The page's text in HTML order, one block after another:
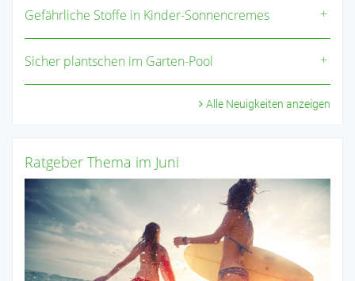
Gefährliche Stoffe in Kinder-Sonnencremes
Sicher plantschen im Garten-Pool
Alle Neuigkeiten anzeigen
Ratgeber Thema im Juni